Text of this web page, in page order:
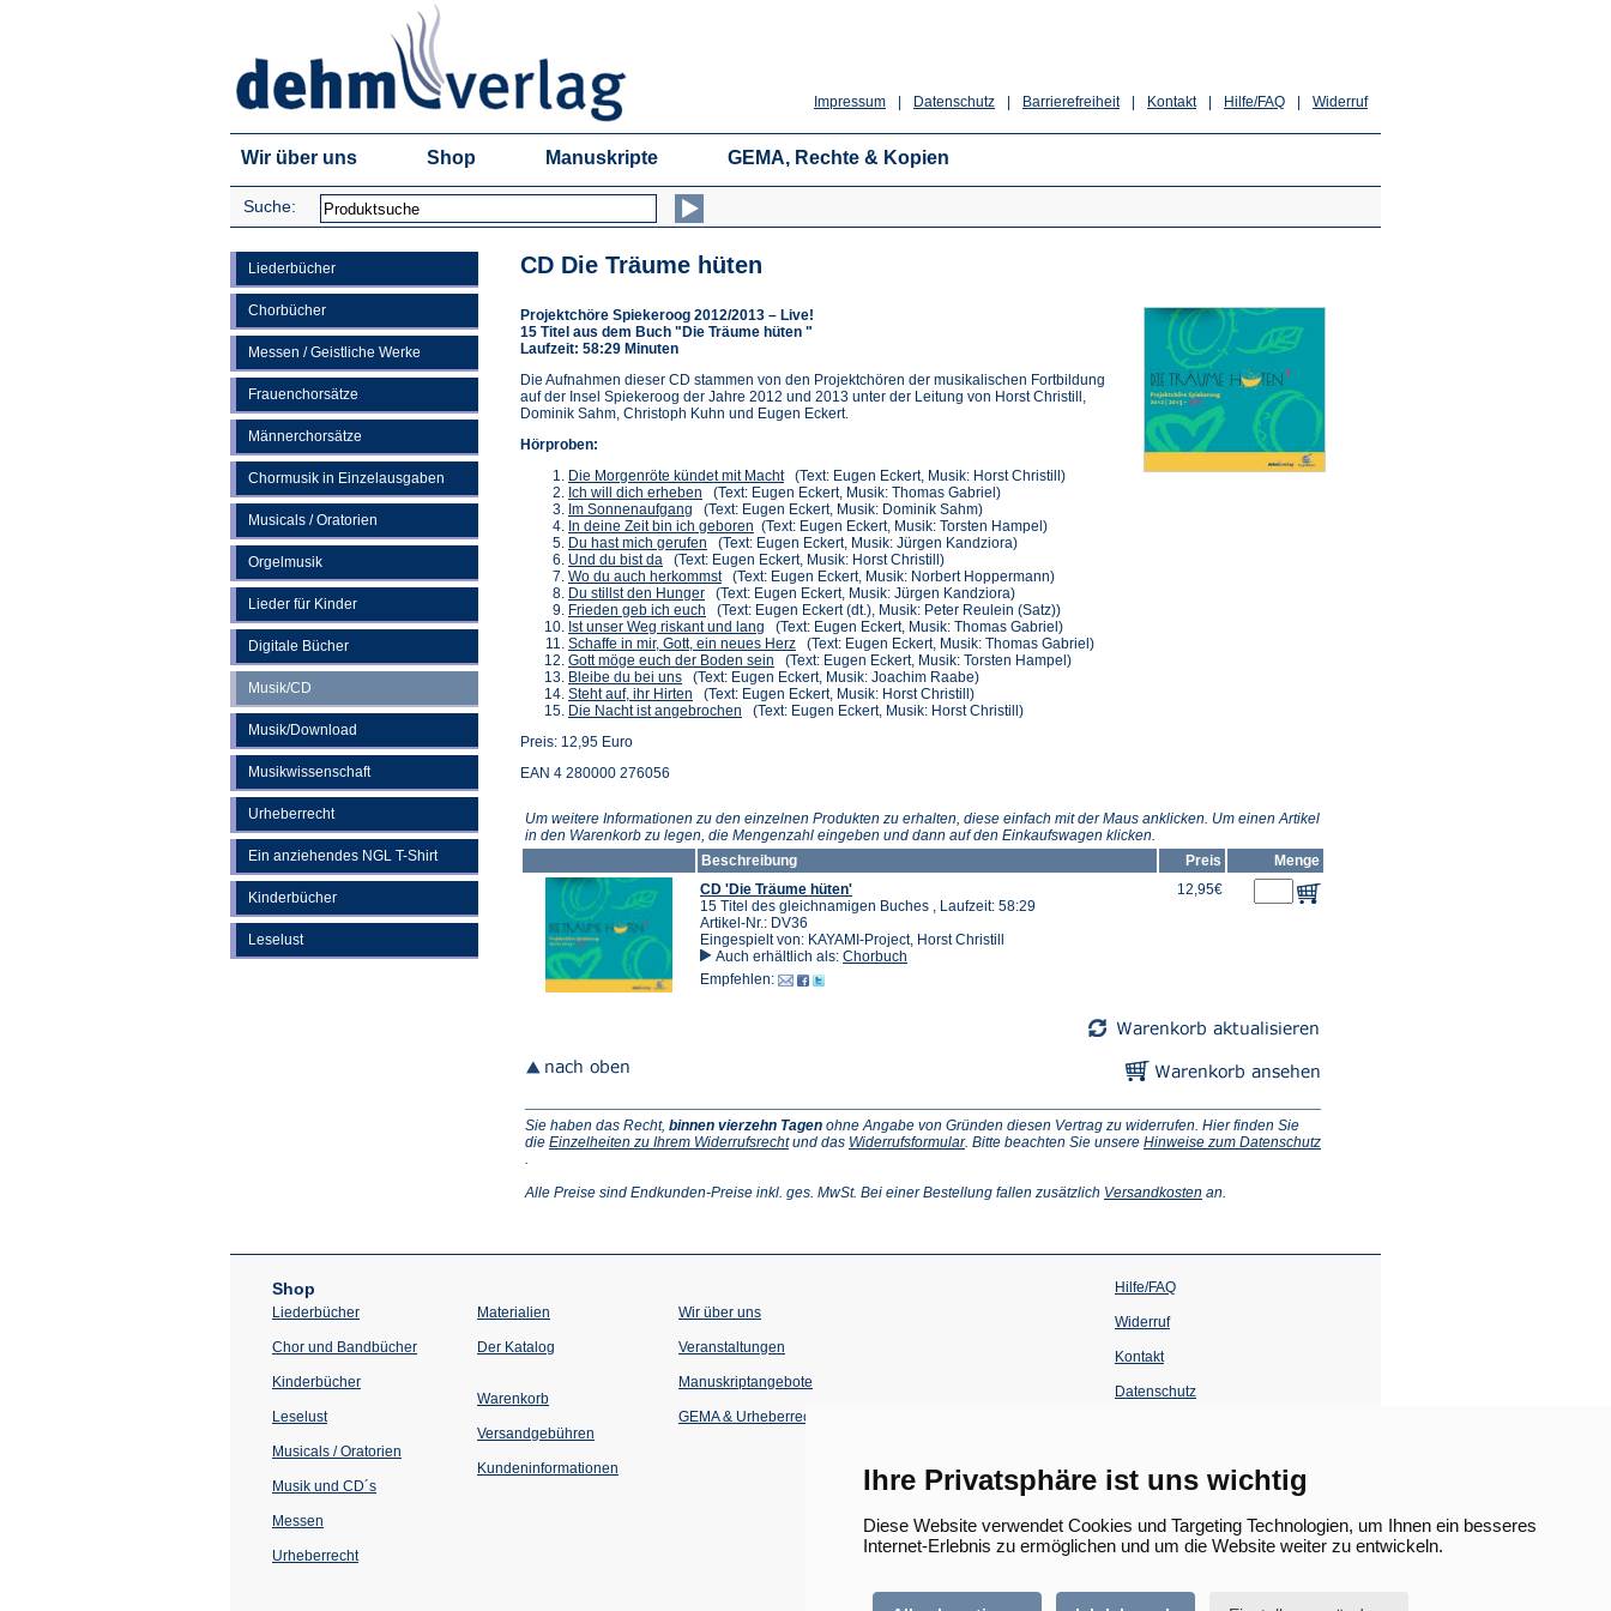
Ihre Privatsphäre ist uns wichtig
Diese Website verwendet Cookies und Targeting Technologien, um Ihnen ein besseres
Internet-Erlebnis zu ermöglichen und um die Website weiter zu entwickeln.
Widerruf
Hilfe/FAQ
Kontakt
Barrierefreiheit
Datenschutz
Impressum
Wir über uns Shop Manuskripte GEMA, Rechte & Kopien
Suche:
Liederbücher
Chorbücher
Messen / Geistliche Werke
Frauenchorsätze
Männerchorsätze
Chormusik in Einzelausgaben
Musicals / Oratorien
Orgelmusik
Lieder für Kinder
Digitale Bücher
Musik/CD
Musik/Download
Musikwissenschaft
Urheberrecht
Ein anziehendes NGL T-Shirt
Kinderbücher
Leselust
CD Die Träume hüten
Projektchöre Spiekeroog 2012/2013 – Live!
15 Titel aus dem Buch "Die Träume hüten "
Laufzeit: 58:29 Minuten
Die Aufnahmen dieser CD stammen von den Projektchören der musikalischen Fortbildung
auf der Insel Spiekeroog der Jahre 2012 und 2013 unter der Leitung von Horst Christill,
Dominik Sahm, Christoph Kuhn und Eugen Eckert.
Hörproben:
Die Morgenröte kündet mit Macht(Öffnet
in
einem
neuen
Tab)
(Text: Eugen Eckert, Musik: Horst Christill)
Ich will dich erheben (Öffnet
in
einem
neuen
Tab)
(Text: Eugen Eckert, Musik: Thomas Gabriel)
Im Sonnenaufgang (Öffnet
in
einem
neuen
Tab)
(Text: Eugen Eckert, Musik: Dominik Sahm)
In deine Zeit bin ich geboren (Öffnet
in
einem
neuen
Tab)
(Text: Eugen Eckert, Musik: Torsten Hampel)
Du hast mich gerufen (Öffnet
in
einem
neuen
Tab)
(Text: Eugen Eckert, Musik: Jürgen Kandziora)
Und du bist da (Öffnet
in
einem
neuen
Tab)
(Text: Eugen Eckert, Musik: Horst Christill)
Wo du auch herkommst(Öffnet
in
einem
neuen
Tab)
(Text: Eugen Eckert, Musik: Norbert Hoppermann)
Du stillst den Hunger(Öffnet
in
einem
neuen
Tab)
(Text: Eugen Eckert, Musik: Jürgen Kandziora)
Frieden geb ich euch (Öffnet
in
einem
neuen
Tab)
(Text: Eugen Eckert (dt.), Musik: Peter Reulein (Satz))
Ist unser Weg riskant und lang (Öffnet
in
einem
neuen
Tab)
(Text: Eugen Eckert, Musik: Thomas Gabriel)
Schaffe in mir, Gott, ein neues Herz(Öffnet
in
einem
neuen
Tab)
(Text: Eugen Eckert, Musik: Thomas Gabriel)
Gott möge euch der Boden sein (Öffnet
in
einem
neuen
(Text: Eugen Eckert, Musik: Torsten Hampel)
Bleibe du bei uns(Öffnet
in
einem
(Text: Eugen Eckert, Musik: Joachim Raabe)
Steht auf, ihr Hirten (Öffnet
in
(Text: Eugen Eckert, Musik: Horst Christill)
Die Nacht ist angebrochen (Öffnet
(Text: Eugen Eckert, Musik: Horst Christill)
Preis: 12,95 Euro
EAN 4 280000 276056
Um weitere Informationen zu den einzelnen Produkten zu erhalten, diese einfach mit der Maus anklicken. Um einen Artikel
in den Warenkorb zu legen, die Mengenzahl eingeben und dann auf den Einkaufswagen klicken.
Beschreibung
Preis
Menge
CD 'Die Träume hüten'
15 Titel des gleichnamigen Buches , Laufzeit: 58:29
Artikel-Nr.: DV36
Eingespielt von: KAYAMI-Project, Horst Christill
Auch erhältlich als: Chorbuch
Empfehlen:
12,95€
Sie haben das Recht, binnen vierzehn Tagen ohne Angabe von Gründen diesen Vertrag zu widerrufen. Hier finden Sie
die Einzelheiten zu Ihrem Widerrufsrecht(Öffnet
neuen
und das Widerrufsformular(Öffnet
neuen
. Bitte beachten Sie unsere Hinweise zum Datenschutz
einem
.
Alle Preise sind Endkunden-Preise inkl. ges. MwSt. Bei einer Bestellung fallen zusätzlich Versandkosten (Öffnet
Tab)
an.
Shop
Liederbücher
Chor und Bandbücher
Kinderbücher
Leselust
Musicals / Oratorien
Musik und CD´s
Messen
Urheberrecht
Materialien
Der Katalog
Warenkorb
Versandgebühren
Kundeninformationen
Wir über uns
Veranstaltungen
einem
Tab)
Manuskriptangebote
GEMA & Urheberrecht
Hilfe/FAQ
Widerruf
Kontakt
Datenschutz
einem
neuen